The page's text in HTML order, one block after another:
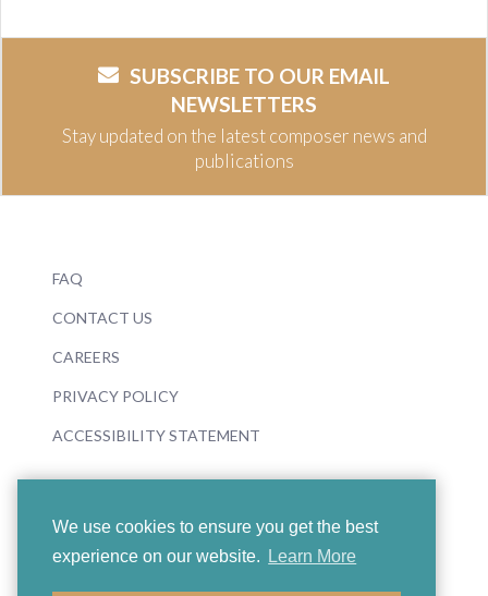
We use cookies to ensure you get the best
experience on our website.
Learn More
SUBSCRIBE TO OUR EMAIL
NEWSLETTERS
Stay updated on the latest composer news and
publications
FAQ
CONTACT US
CAREERS
PRIVACY POLICY
ACCESSIBILITY STATEMENT